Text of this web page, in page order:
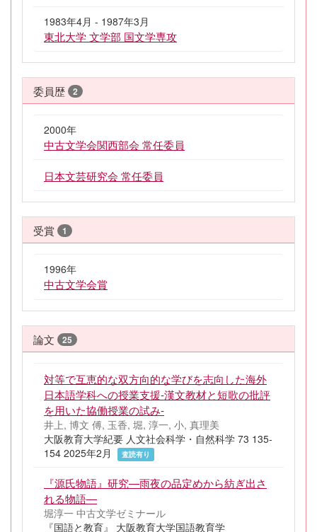
1983年4月 - 1987年3月
東北大学 文学部 国文学専攻
委員歴 2
2000年
中古文学会関西部会 常任委員
日本文芸研究会 常任委員
受賞 1
1996年
中古文学会賞
論文 25
対等で互恵的な双方向的な学びを志向した海外
日本語学科への授業支援-漢文教材と短歌の批評
を用いた協働授業の試み-
井上, 博文 傅, 玉香, 堀, 淳一, 小, 真理美
大阪教育大学紀要 人文社会科学・自然科学 73 135-
154 2025年2月
査読有り
『源氏物語』研究―雨夜の品定めから紡ぎ出さ
れる物語―
堀淳一 中古文学ゼミナール
『国語と教育』 大阪教育大学国語教育学